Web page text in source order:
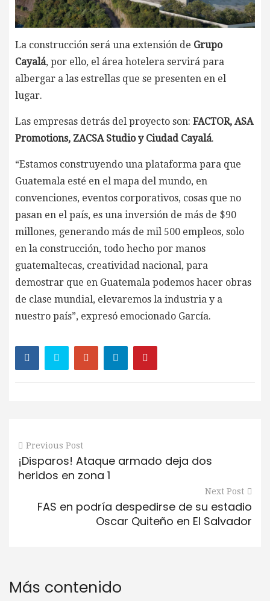
La construcción será una extensión de Grupo
Cayalá, por ello, el área hotelera servirá para
albergar a las estrellas que se presenten en el
lugar.
Las empresas detrás del proyecto son: FACTOR, ASA
Promotions, ZACSA Studio y Ciudad Cayalá.
“Estamos construyendo una plataforma para que
Guatemala esté en el mapa del mundo, en
convenciones, eventos corporativos, cosas que no
pasan en el país, es una inversión de más de $90
millones, generando más de mil 500 empleos, solo
en la construcción, todo hecho por manos
guatemaltecas, creatividad nacional, para
demostrar que en Guatemala podemos hacer obras
de clase mundial, elevaremos la industria y a
nuestro país”, expresó emocionado García.
Previous Post
¡Disparos! Ataque armado deja dos
heridos en zona 1
Next Post
FAS en podría despedirse de su estadio
Oscar Quiteño en El Salvador
Más contenido